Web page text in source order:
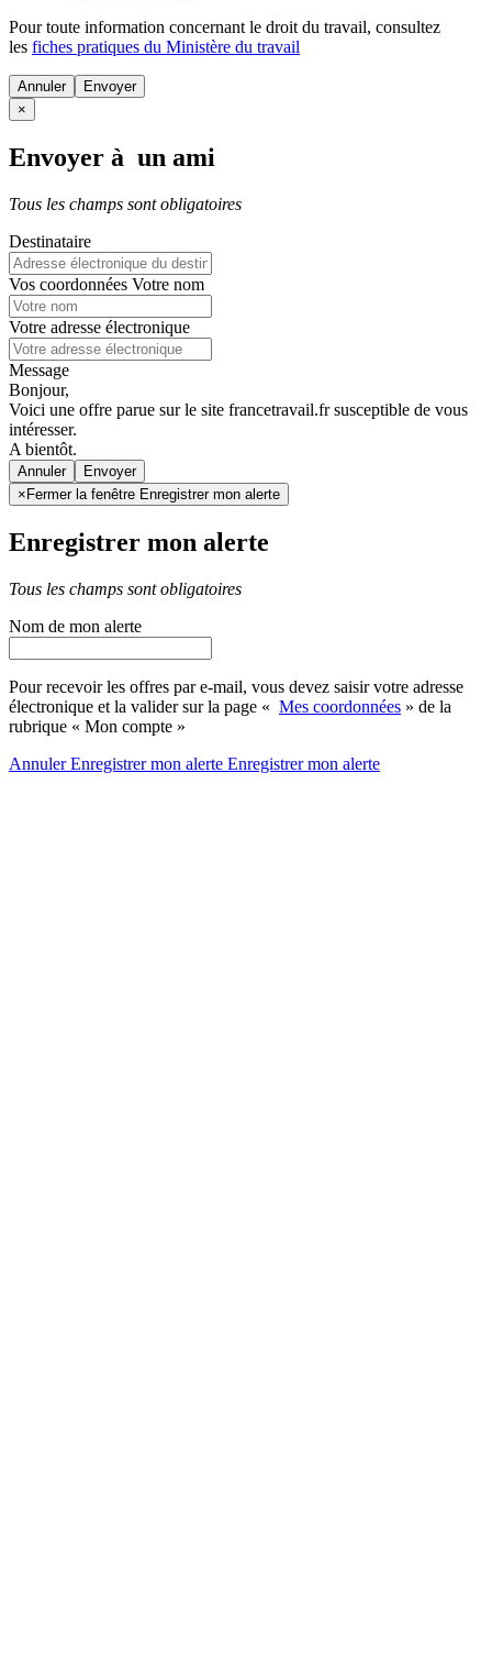
Pour toute information concernant le droit du travail, consultez
les fiches pratiques du Ministère du travail
Annuler
×
Envoyer à un ami
Tous les champs sont obligatoires
Destinataire
Vos coordonnées Votre nom
Votre adresse électronique
Message
Bonjour,
Voici une offre parue sur le site francetravail.fr susceptible de vous
intéresser.
A bientôt.
Annuler
× Fermer la fenêtre Enregistrer mon alerte
Enregistrer mon alerte
Tous les champs sont obligatoires
Nom de mon alerte
Pour recevoir les offres par e-mail, vous devez saisir votre adresse
électronique et la valider sur la page « Mes coordonnées » de la
rubrique « Mon compte »
AnnulerEnregistrer mon alerte Enregistrermon alerte